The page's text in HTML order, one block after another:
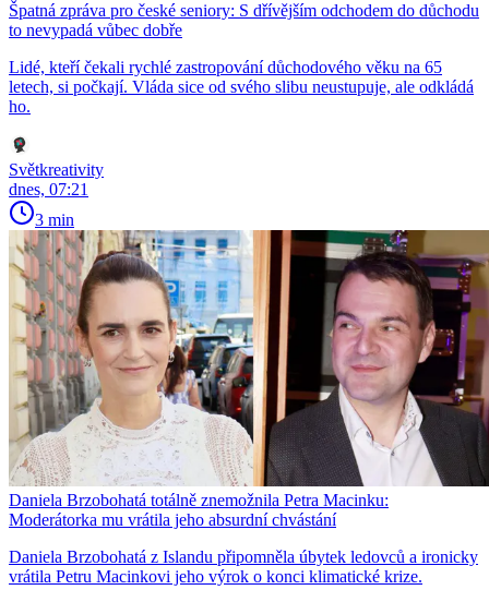
Špatná zpráva pro české seniory: S dřívějším odchodem do důchodu
to nevypadá vůbec dobře
Lidé, kteří čekali rychlé zastropování důchodového věku na 65
letech, si počkají. Vláda sice od svého slibu neustupuje, ale odkládá
ho.
Světkreativity
dnes, 07:21
3 min
Daniela Brzobohatá totálně znemožnila Petra Macinku:
Moderátorka mu vrátila jeho absurdní chvástání
Daniela Brzobohatá z Islandu připomněla úbytek ledovců a ironicky
vrátila Petru Macinkovi jeho výrok o konci klimatické krize.